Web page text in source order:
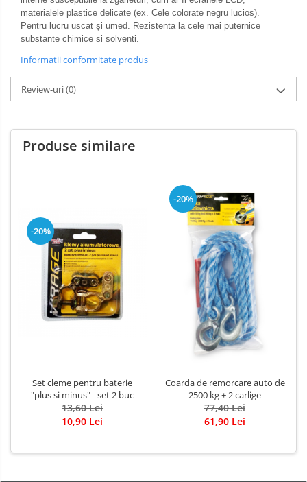
materialele plastice delicate (ex. Cele colorate negru lucios).
Pentru lucru uscat și umed. Rezistenta la cele mai puternice
substante chimice si solventi.
Informatii conformitate produs
Review-uri(0)
Produse similare
-20%
Set cleme pentru baterie
"plus si minus" - set 2 buc
13,60 Lei
10,90 Lei
-20%
Coarda de remorcare auto de
2500 kg + 2 carlige
77,40 Lei
61,90 Lei